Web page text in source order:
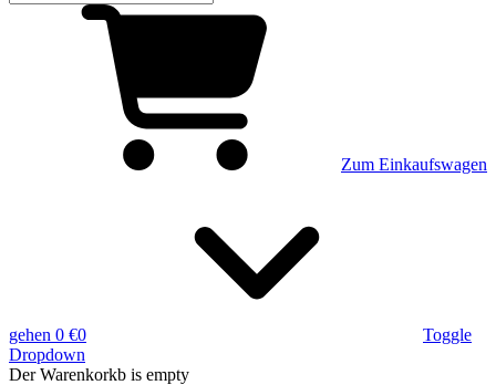
Zum Einkaufswagen
gehen 0 €0
Toggle
Dropdown
Der Warenkorkb is empty